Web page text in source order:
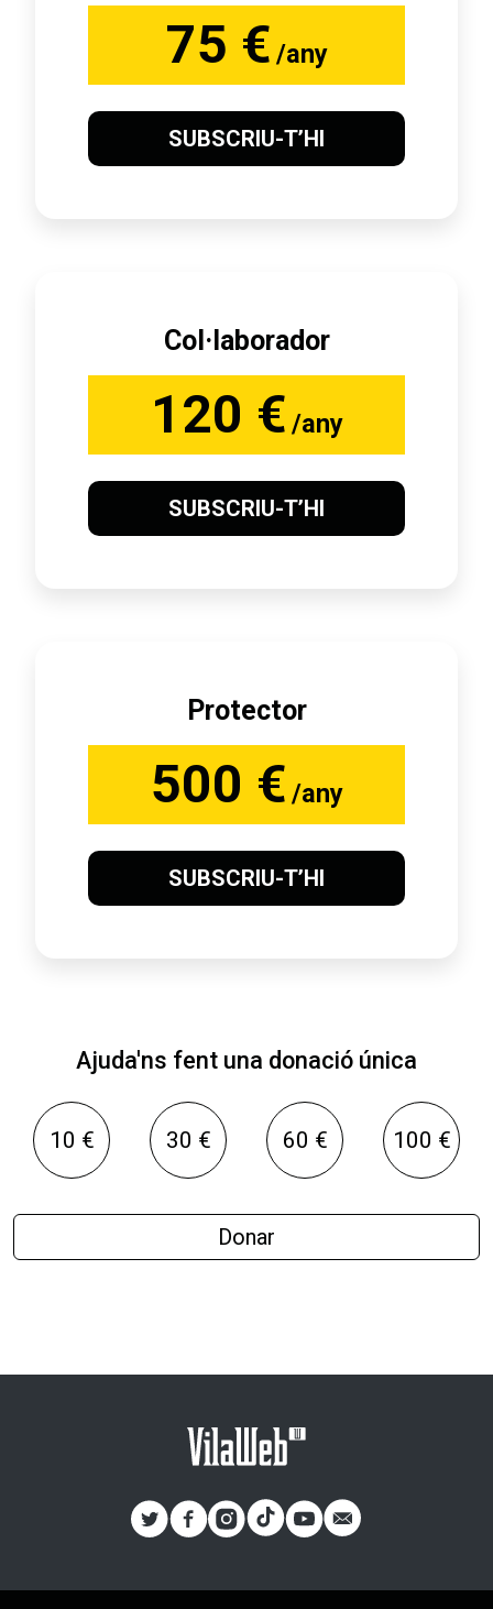
75 € /any
SUBSCRIU-T’HI
Col·laborador
120 € /any
SUBSCRIU-T’HI
Protector
500 € /any
SUBSCRIU-T’HI
Ajuda'ns fent una donació única
10 € 30 € 60 € 100 €
Donar